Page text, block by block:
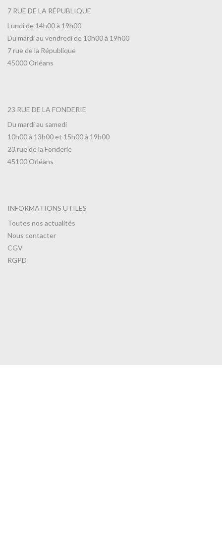
7 RUE DE LA RÉPUBLIQUE
Lundi de 14h00 à 19h00
Du mardi au vendredi de 10h00 à 19h00
7 rue de la République
45000 Orléans
23 RUE DE LA FONDERIE
Du mardi au samedi
10h00 à 13h00 et 15h00 à 19h00
23 rue de la Fonderie
45100 Orléans
INFORMATIONS UTILES
Toutes nos actualités
Nous contacter
CGV
RGPD